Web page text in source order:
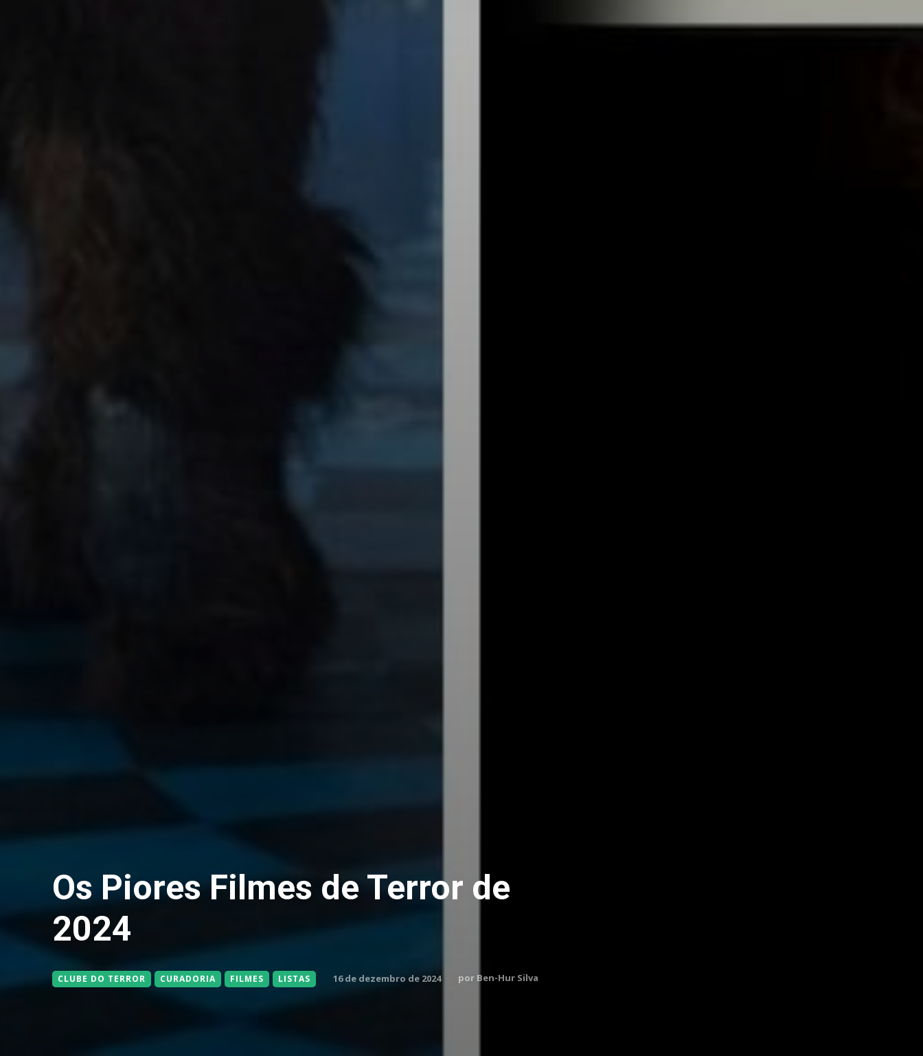
Os Piores Filmes de Terror de
2024
CLUBE DO TERROR CURADORIA FILMES LISTAS 16 de dezembro de 2024 por Ben-Hur Silva